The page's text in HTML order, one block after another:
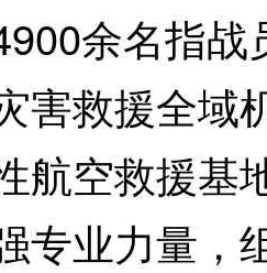
余名指
害救援全域
航空救援基
专业力量，